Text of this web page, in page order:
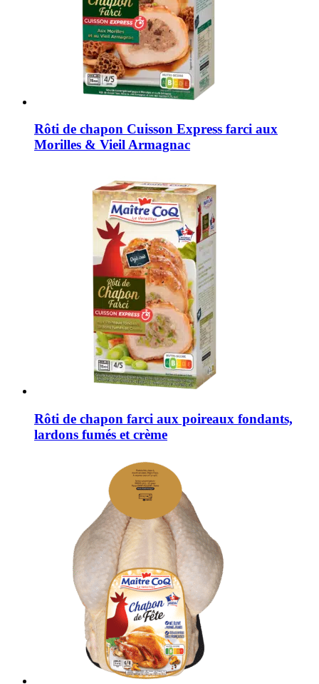
Rôti de chapon Cuisson Express farci aux
Morilles & Vieil Armagnac
Rôti de chapon farci aux poireaux fondants,
lardons fumés et crème